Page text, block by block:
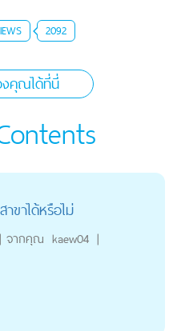
2092
คุณได้ที่นี่
ขาได้หรือไม่
| จากคุณ kaew04 |